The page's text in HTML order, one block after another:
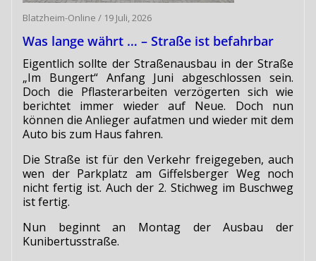
Blatzheim-Online / 19 Juli, 2026
Was lange währt … – Straße ist befahrbar
Eigentlich sollte der Straßenausbau in der Straße
„Im Bungert“ Anfang Juni abgeschlossen sein.
Doch die Pflasterarbeiten verzögerten sich wie
berichtet immer wieder auf Neue. Doch nun
können die Anlieger aufatmen und wieder mit dem
Auto bis zum Haus fahren.
Die Straße ist für den Verkehr freigegeben, auch
wen der Parkplatz am Giffelsberger Weg noch
nicht fertig ist. Auch der 2. Stichweg im Buschweg
ist fertig.
Nun beginnt an Montag der Ausbau der
Kunibertusstraße.